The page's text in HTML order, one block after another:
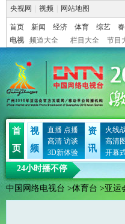
央视网 视频 网站地图
首页 新闻 经济 体育 综艺
电视
频道大全 栏目大全 节目
首
页
视
频
直播 点播
高清 访谈
3D新体验
资
讯
火线
高清
开幕
24小时播不停
中国网络电视台 >体育台 >亚运